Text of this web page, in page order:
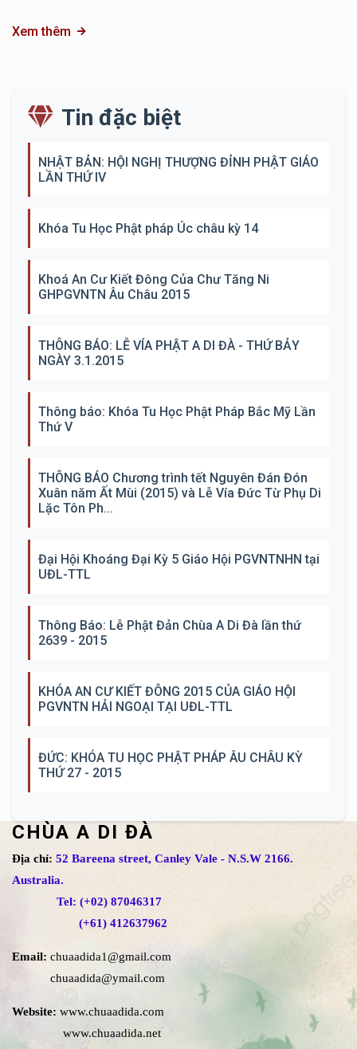
Xem thêm
Tin đặc biệt
NHẬT BẢN: HỘI NGHỊ THƯỢNG ĐỈNH PHẬT GIÁO
LẦN THỨ IV
Khóa Tu Học Phật pháp Úc châu kỳ 14
Khoá An Cư Kiết Đông Của Chư Tăng Ni
GHPGVNTN Âu Châu 2015
THÔNG BÁO: LỄ VÍA PHẬT A DI ĐÀ - THỨ BẢY
NGÀY 3.1.2015
Thông báo: Khóa Tu Học Phật Pháp Bắc Mỹ Lần
Thứ V
THÔNG BÁO Chương trình tết Nguyên Đán Đón
Xuân năm Ất Mùi (2015) và Lễ Vía Đức Từ Phụ Di
Lặc Tôn Ph...
Đại Hội Khoáng Đại Kỳ 5 Giáo Hội PGVNTNHN tại
UĐL-TTL
Thông Báo: Lễ Phật Đản Chùa A Di Đà lần thứ
2639 - 2015
KHÓA AN CƯ KIẾT ĐÔNG 2015 CỦA GIÁO HỘI
PGVNTN HẢI NGOẠI TẠI UĐL-TTL
ĐỨC: KHÓA TU HỌC PHẬT PHÁP ÂU CHÂU KỲ
THỨ 27 - 2015
CHÙA A DI ĐÀ
Địa chỉ: 52 Bareena street, Canley Vale - N.S.W 2166.
Australia.
Tel: (+02) 87046317
(+61) 412637962
Email: chuaadida1@gmail.com
chuaadida@ymail.com
Website: www.chuaadida.com
www.chuaadida.net